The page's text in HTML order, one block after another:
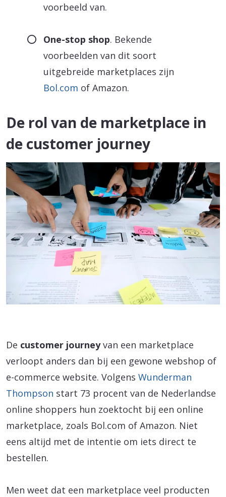
voorbeeld van.
One-stop shop. Bekende
voorbeelden van dit soort
uitgebreide marketplaces zijn
Bol.com of Amazon.
De rol van de marketplace in
de customer journey
De customer journeyvan een marketplace
verloopt anders dan bij een gewone webshop of
e-commerce website. Volgens Wunderman
Thompson start 73 procent van de Nederlandse
online shoppers hun zoektocht bij een online
marketplace, zoals Bol.com of Amazon. Niet
eens altijd met de intentie om iets direct te
bestellen.
Men weet dat een marketplace veel producten